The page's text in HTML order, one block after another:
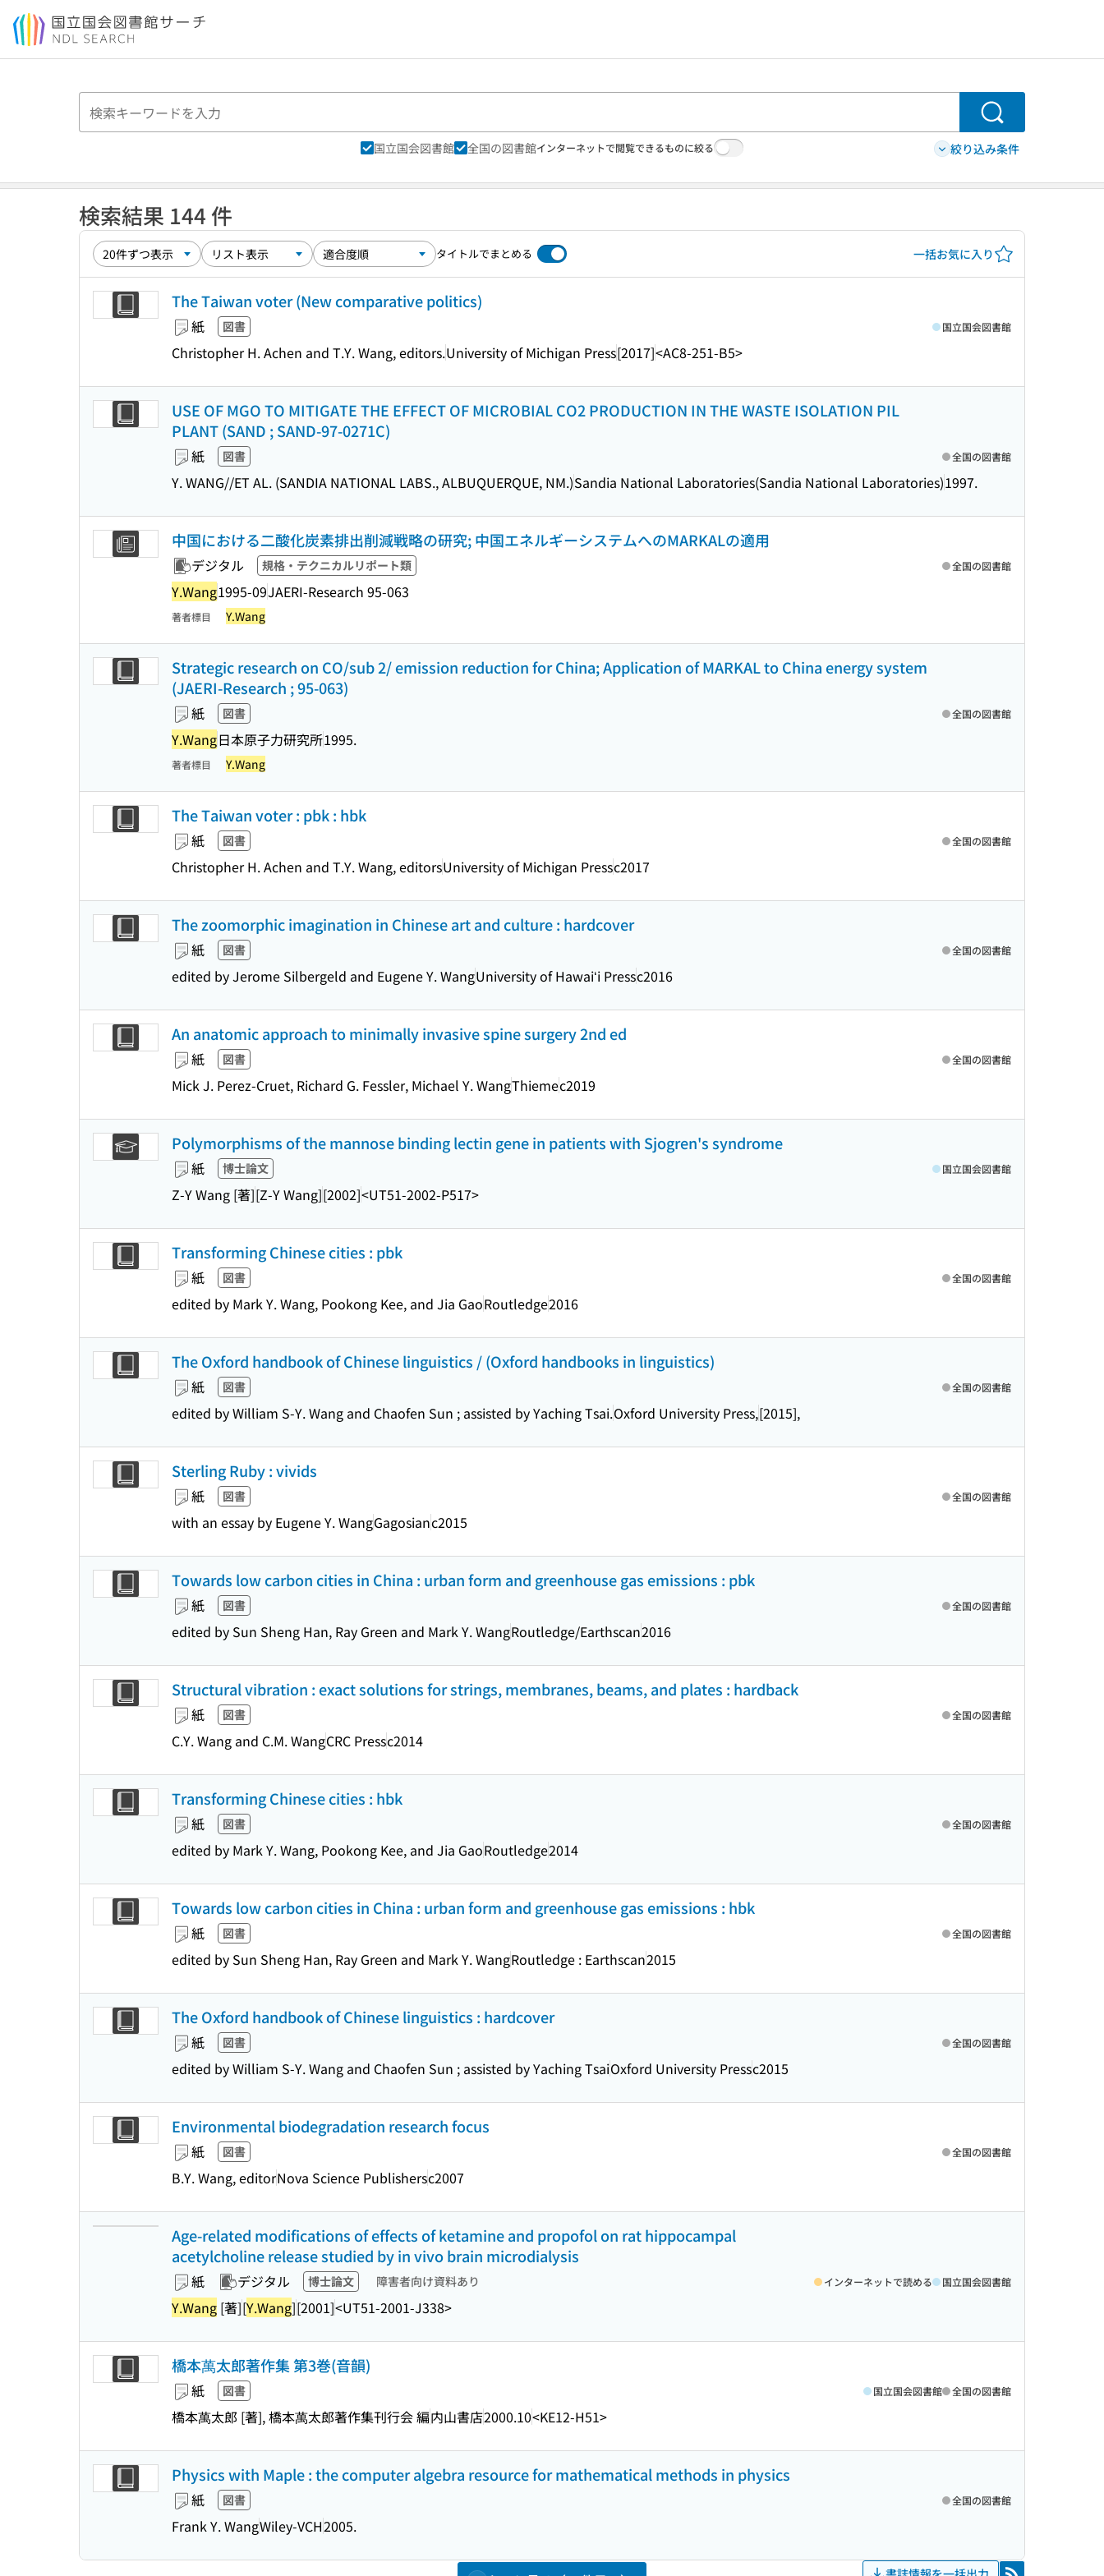
本文へ移動
検索
国立国会図書館 全国の図書館インターネットで閲覧できるものに絞る 絞り込み条件
検索結果 144 件
タイトルでまとめる 一括お気に入り
The Taiwan voter (New comparative politics)
紙 図書
Christopher H. Achen and T.Y. Wang, editors.University of Michigan Press[2017]<AC8-251-B5>
国立国会図書館
USE OF MGO TO MITIGATE THE EFFECT OF MICROBIAL CO2 PRODUCTION IN THE WASTE ISOLATION PIL
PLANT (SAND ; SAND-97-0271C)
紙 図書
Y. WANG//ET AL. (SANDIA NATIONAL LABS., ALBUQUERQUE, NM.)Sandia National Laboratories(Sandia National Laboratories)1997.
全国の図書館
中国における二酸化炭素排出削減戦略の研究; 中国エネルギーシステムへのMARKALの適用
デジタル 規格・テクニカルリポート類
Y.Wang1995-09JAERI-Research 95-063
全国の図書館
著者標目 Y.Wang
Strategic research on CO/sub 2/ emission reduction for China; Application of MARKAL to China energy system
(JAERI-Research ; 95-063)
紙 図書
Y.Wang日本原子力研究所1995.
全国の図書館
著者標目 Y.Wang
The Taiwan voter : pbk : hbk
紙 図書
Christopher H. Achen and T.Y. Wang, editorsUniversity of Michigan Pressc2017
全国の図書館
The zoomorphic imagination in Chinese art and culture : hardcover
紙 図書
edited by Jerome Silbergeld and Eugene Y. WangUniversity of Hawaiʻi Pressc2016
全国の図書館
An anatomic approach to minimally invasive spine surgery 2nd ed
紙 図書
Mick J. Perez-Cruet, Richard G. Fessler, Michael Y. WangThiemec2019
全国の図書館
Polymorphisms of the mannose binding lectin gene in patients with Sjogren's syndrome
紙 博士論文
Z-Y Wang [著][Z-Y Wang][2002]<UT51-2002-P517>
国立国会図書館
Transforming Chinese cities : pbk
紙 図書
edited by Mark Y. Wang, Pookong Kee, and Jia GaoRoutledge2016
全国の図書館
The Oxford handbook of Chinese linguistics / (Oxford handbooks in linguistics)
紙 図書
edited by William S-Y. Wang and Chaofen Sun ; assisted by Yaching Tsai.Oxford University Press,[2015],
全国の図書館
Sterling Ruby : vivids
紙 図書
with an essay by Eugene Y. WangGagosianc2015
全国の図書館
Towards low carbon cities in China : urban form and greenhouse gas emissions : pbk
紙 図書
edited by Sun Sheng Han, Ray Green and Mark Y. WangRoutledge/Earthscan2016
全国の図書館
Structural vibration : exact solutions for strings, membranes, beams, and plates : hardback
紙 図書
C.Y. Wang and C.M. WangCRC Pressc2014
全国の図書館
Transforming Chinese cities : hbk
紙 図書
edited by Mark Y. Wang, Pookong Kee, and Jia GaoRoutledge2014
全国の図書館
Towards low carbon cities in China : urban form and greenhouse gas emissions : hbk
紙 図書
edited by Sun Sheng Han, Ray Green and Mark Y. WangRoutledge : Earthscan2015
全国の図書館
The Oxford handbook of Chinese linguistics : hardcover
紙 図書
edited by William S-Y. Wang and Chaofen Sun ; assisted by Yaching TsaiOxford University Pressc2015
全国の図書館
Environmental biodegradation research focus
紙 図書
B.Y. Wang, editorNova Science Publishersc2007
全国の図書館
Age-related modifications of effects of ketamine and propofol on rat hippocampal
acetylcholine release studied by in vivo brain microdialysis
紙 デジタル 博士論文 障害者向け資料あり
Y.Wang [著][Y.Wang][2001]<UT51-2001-J338>
インターネットで読める 国立国会図書館
橋本萬太郎著作集 第3巻(音韻)
紙 図書
橋本萬太郎 [著], 橋本萬太郎著作集刊行会 編内山書店2000.10<KE12-H51>
国立国会図書館 全国の図書館
Physics with Maple : the computer algebra resource for mathematical methods in physics
紙 図書
Frank Y. WangWiley-VCH2005.
全国の図書館